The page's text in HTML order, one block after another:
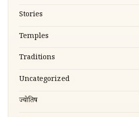
Stories
Temples
Traditions
Uncategorized
ज्योतिष